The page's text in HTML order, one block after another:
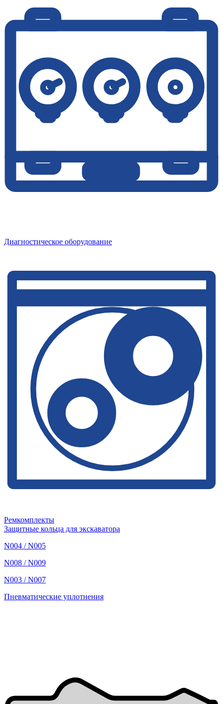
Диагностическое оборудование
Ремкомплекты
Защитные кольца для экскаватора
N004 / N005
N008 / N009
N003 / N007
Пневматические уплотнения